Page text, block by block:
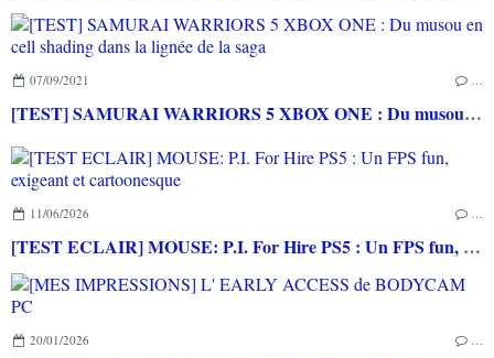
07/09/2021
[TEST] SAMURAI WARRIORS 5 XBOX ONE : Du musou en cell shading dans la lignée de la saga
11/06/2026
[TEST ECLAIR] MOUSE: P.I. For Hire PS5 : Un FPS fun, exigeant et cartoonesque
20/01/2026